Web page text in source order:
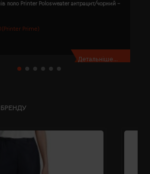
Prime)
поло Printer Polosweater антрацит/чорний -
Детальніше...